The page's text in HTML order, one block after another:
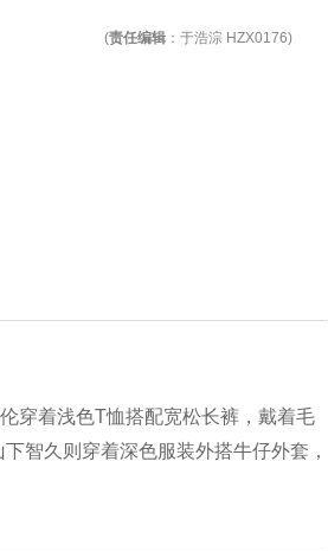
(责任编辑 ：于浩淙 HZX0176)
穿着浅色T恤搭配宽松长裤，戴着毛
智久则穿着深色服装外搭牛仔外套，